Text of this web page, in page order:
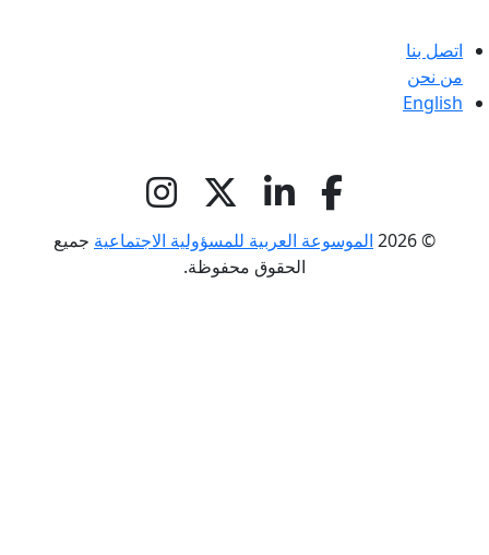
اتصل بنا
من نحن
English
© 2026 الموسوعة العربية للمسؤولية الاجتماعية جميع
الحقوق محفوظة.